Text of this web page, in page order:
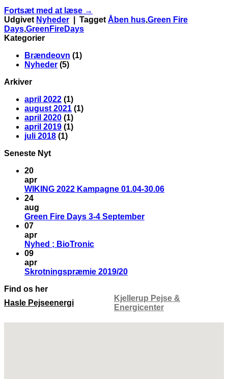
Fortsæt med at læse →
Udgivet Nyheder Tagget Åben hus,Green Fire
Days,GreenFireDays
Kategorier
Brændeovn (1)
Nyheder (5)
Arkiver
april 2022 (1)
august 2021 (1)
april 2020 (1)
april 2019 (1)
juli 2018 (1)
Seneste Nyt
20
apr
WIKING 2022 Kampagne 01.04-30.06
24
aug
Green Fire Days 3-4 September
07
apr
Nyhed ; BioTronic
09
apr
Skrotningspræmie 2019/20
Find os her
Hasle Pejseenergi
Kjellerup Pejse &
Energicenter